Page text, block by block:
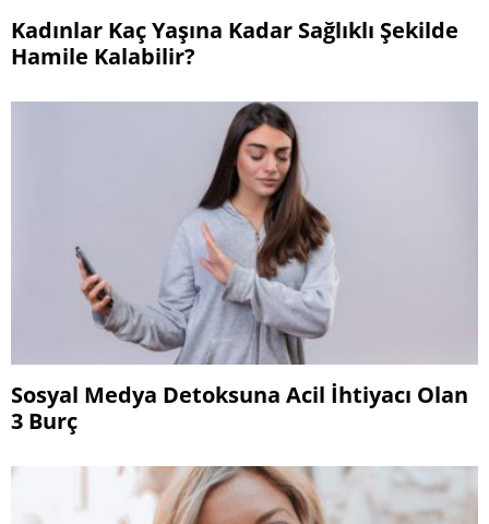
Kadınlar Kaç Yaşına Kadar Sağlıklı Şekilde
Hamile Kalabilir?
Sosyal Medya Detoksuna Acil İhtiyacı Olan
3 Burç